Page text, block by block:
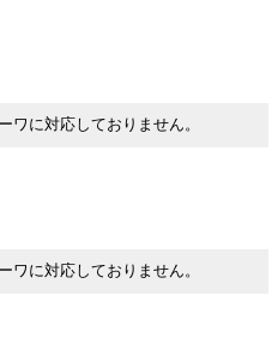
ワに対応しておりません。
ワに対応しておりません。